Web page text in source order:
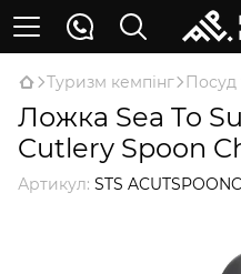
Туризм кемпінг Посуд
Ложка Sea To
Cutlery Spoon
Артикул: STS